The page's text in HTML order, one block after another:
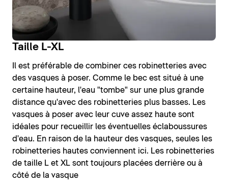
Taille L-XL
Il est préférable de combiner ces robinetteries avec
des vasques à poser. Comme le bec est situé à une
certaine hauteur, l'eau "tombe" sur une plus grande
distance qu'avec des robinetteries plus basses. Les
vasques à poser avec leur cuve assez haute sont
idéales pour recueillir les éventuelles éclaboussures
d'eau. En raison de la hauteur des vasques, seules les
robinetteries hautes conviennent ici. Les robinetteries
de taille L et XL sont toujours placées derrière ou à
côté de la vasque